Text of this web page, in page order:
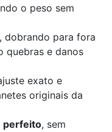
o peso sem
, dobrando para fora
quebras e danos
exato e
originais da
perfeito, sem